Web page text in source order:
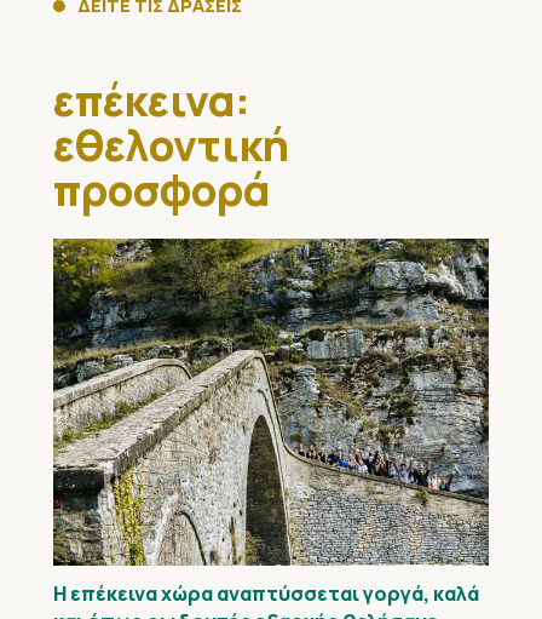
επέκεινα:
εθελοντική
προσφορά
Η επέκεινα χώρα αναπτύσσεται γοργά, καλά